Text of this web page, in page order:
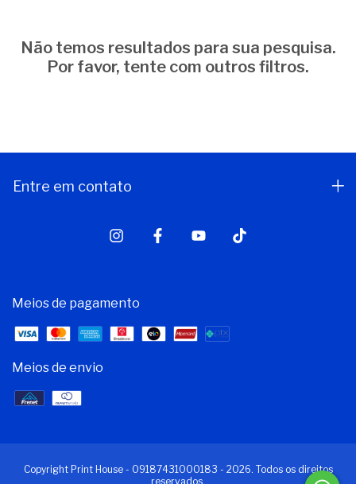
Não temos resultados para sua pesquisa.
Por favor, tente com outros filtros.
Entre em contato
Meios de pagamento
Meios de envio
Copyright Print House - 09187431000183 - 2026. Todos os direitos
reservados.